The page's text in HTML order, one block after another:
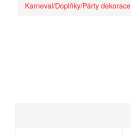
Karneval/Doplňky/Párty dekorace